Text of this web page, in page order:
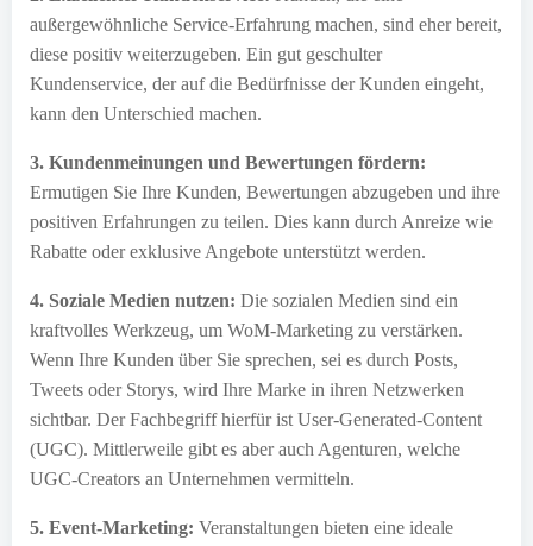
außergewöhnliche Service-Erfahrung machen, sind eher bereit,
diese positiv weiterzugeben. Ein gut geschulter
Kundenservice, der auf die Bedürfnisse der Kunden eingeht,
kann den Unterschied machen.
3. Kundenmeinungen und Bewertungen fördern:
Ermutigen Sie Ihre Kunden, Bewertungen abzugeben und ihre
positiven Erfahrungen zu teilen. Dies kann durch Anreize wie
Rabatte oder exklusive Angebote unterstützt werden.
4. Soziale Medien nutzen: Die sozialen Medien sind ein
kraftvolles Werkzeug, um WoM-Marketing zu verstärken.
Wenn Ihre Kunden über Sie sprechen, sei es durch Posts,
Tweets oder Storys, wird Ihre Marke in ihren Netzwerken
sichtbar. Der Fachbegriff hierfür ist User-Generated-Content
(UGC). Mittlerweile gibt es aber auch Agenturen, welche
UGC-Creators an Unternehmen vermitteln.
5. Event-Marketing: Veranstaltungen bieten eine ideale